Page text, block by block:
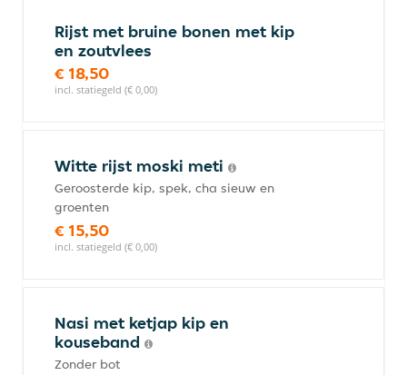
Rijst met bruine bonen met kip
en zoutvlees
€ 18,50
incl. statiegeld (€ 0,00)
Witte rijst moski meti
Geroosterde kip, spek, cha sieuw en
groenten
€ 15,50
incl. statiegeld (€ 0,00)
Nasi met ketjap kip en
kouseband
Zonder bot